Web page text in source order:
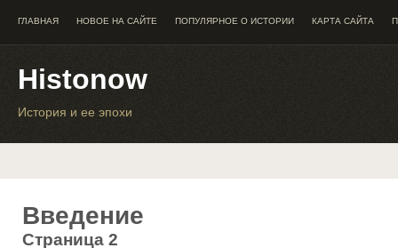
ГЛАВНАЯ НОВОЕ НА САЙТЕ ПОПУЛЯРНОЕ О ИСТОРИИ КАРТА САЙТА
Histonow
История и ее эпохи
Введение
Страница 2